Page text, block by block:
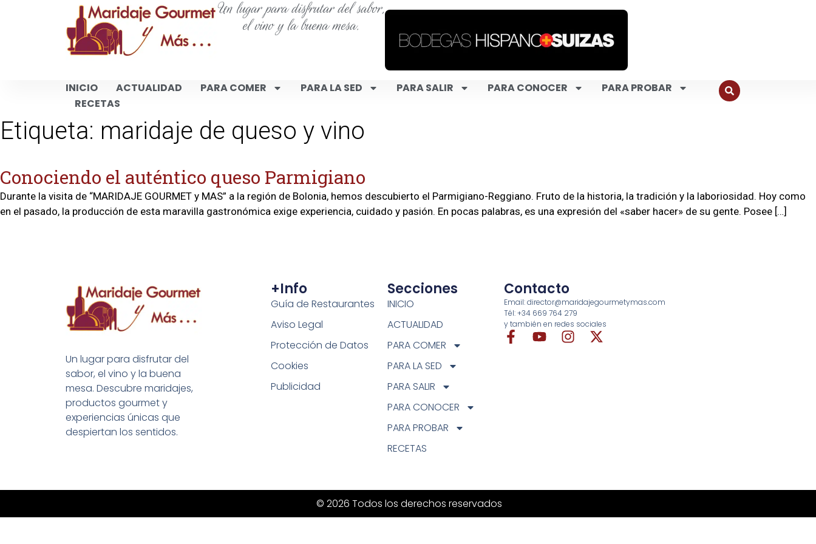
Un lugar para disfrutar del sabor,
el vino y la buena mesa.
INICIO ACTUALIDAD PARA COMER PARA LA SED PARA SALIR PARA CONOCER
PARA PROBAR
RECETAS
Etiqueta: maridaje de queso y vino
Conociendo el auténtico queso Parmigiano
Durante la visita de “MARIDAJE GOURMET y MAS” a la región de Bolonia, hemos descubierto el Parmigiano-Reggiano. Fruto de la historia, la tradición y la laboriosidad. Hoy como
en el pasado, la producción de esta maravilla gastronómica exige experiencia, cuidado y pasión. En pocas palabras, es una expresión del «saber hacer» de su gente. Posee […]
Un lugar para disfrutar del
sabor, el vino y la buena
mesa. Descubre maridajes,
productos gourmet y
experiencias únicas que
despiertan los sentidos.
+info
Guía de Restaurantes
Aviso Legal
Protección de Datos
Cookies
Publicidad
Secciones
INICIO
ACTUALIDAD
PARA COMER
PARA LA SED
PARA SALIR
PARA CONOCER
PARA PROBAR
RECETAS
Contacto
Email: director@maridajegourmetymas.com
Tél: +34 669 764 279
y también en redes sociales
© 2026 Todos los derechos reservados